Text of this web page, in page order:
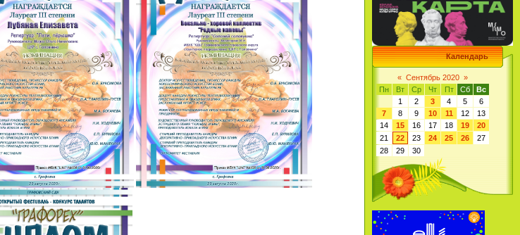
Календарь
« Сентябрь 2020 »
Пн
Вт Ср Чт Пт Сб
Вс
1
2 3 4 5
6
7
8 9 10 11 12
13
14
15 16 17 18 19
20
21
22 23 24 25 26
27
28
29 30